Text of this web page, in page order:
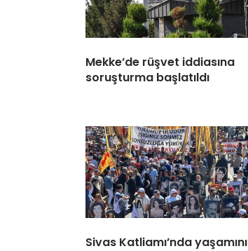
Mekke’de rüşvet iddiasına
soruşturma başlatıldı
Sivas Katliamı’nda yaşamını